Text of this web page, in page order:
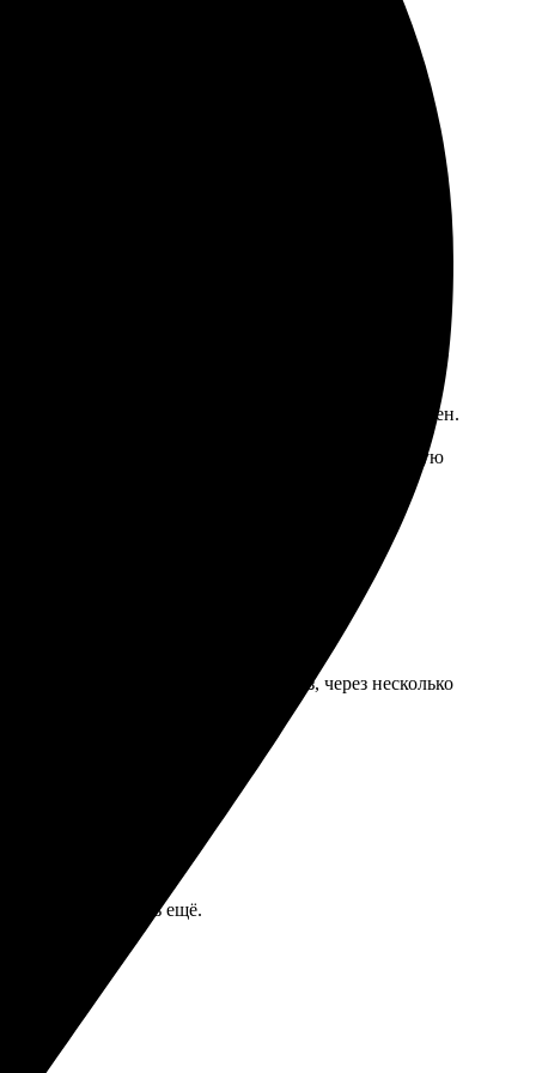
заказывать!
прошел быстро, интерфейс интуитивно понятен.
адекватные, радуют акции и скидки. Рекомендую
выбрать. Быстро оформила заказ, через несколько
друзьям.
Буду заказывать ещё.